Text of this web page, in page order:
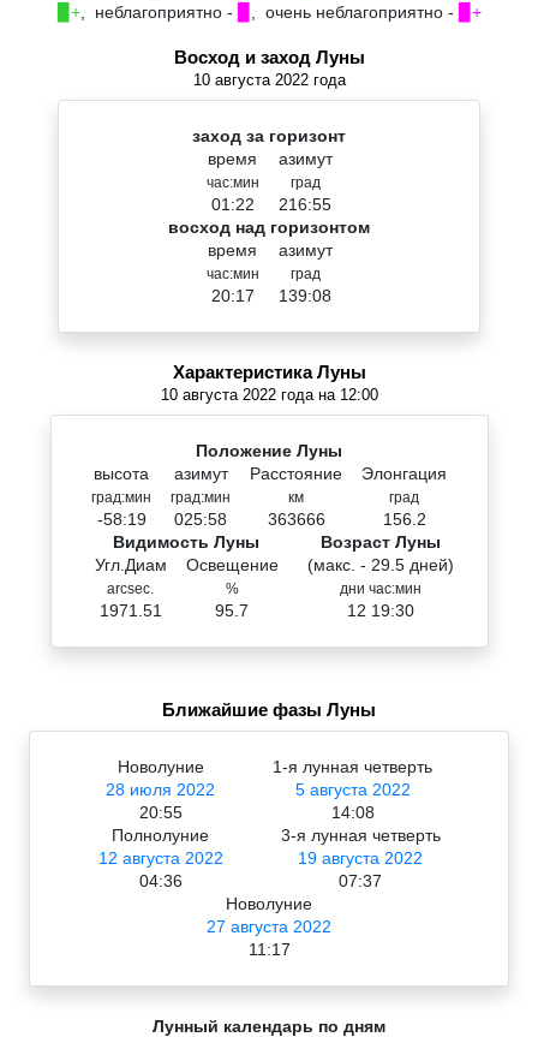
▉+, неблагоприятно - , очень неблагоприятно - ▉+
Восход и заход Луны
10 августа 2022 года
заход за горизонт
время
час:мин
01:22
азимут
град
216:55
восход над горизонтом
время
час:мин
20:17
азимут
град
139:08
Характеристика Луны
10 августа 2022 года на 12:00
Положение Луны
высота
град:мин
-58:19
азимут
град:мин
025:58
Расстояние
км
363666
Элонгация
град
156.2
Видимость Луны
Угл.Диам
arcsec.
1971.51
Освещение
%
95.7
Возраст Луны
(макс. - 29.5 дней)
дни час:мин
12 19:30
Ближайшие фазы Луны
Новолуние
28 июля 2022
20:55
1-я лунная четверть
5 августа 2022
14:08
Полнолуние
12 августа 2022
04:36
3-я лунная четверть
19 августа 2022
07:37
Новолуние
27 августа 2022
11:17
Лунный календарь по дням